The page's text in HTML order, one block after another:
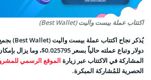
اكتتاب عملة بيست واليت (Best Wallet)
دولار وتباع عملته حالياً بسعر
المشاركة في الاكتتاب عبر زيارة الموقع الرسمي
الحصرية للمُشاركة المبكرة.